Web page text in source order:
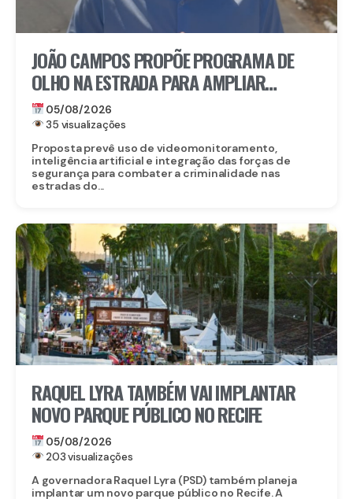
JOÃO CAMPOS PROPÕE PROGRAMA DE
OLHO NA ESTRADA PARA AMPLIAR
SEGURANÇA NAS RODOVIAS
05/08/2026
35 visualizações
Proposta prevê uso de videomonitoramento,
inteligência artificial e integração das forças de
segurança para combater a criminalidade nas
estradas do...
RAQUEL LYRA TAMBÉM VAI IMPLANTAR
NOVO PARQUE PÚBLICO NO RECIFE
05/08/2026
203 visualizações
A governadora Raquel Lyra (PSD) também planeja
implantar um novo parque público no Recife. A